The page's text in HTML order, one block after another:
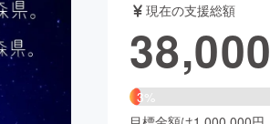
舞台・パフォーマンス
アニメ・漫画
現在の支援総額
38,000
3%